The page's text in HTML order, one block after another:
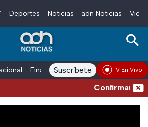
Deportes Noticias adn Noticias
Finanzas adn Noticias Radio
Suscríbete TV En Vivo
Confirman